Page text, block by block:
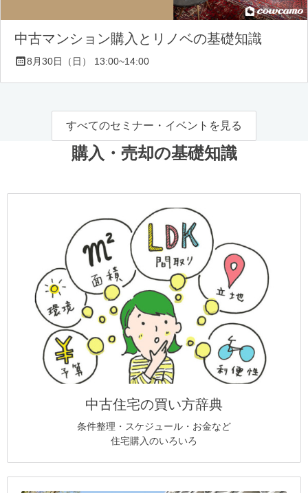
中古マンション購入とリノベの基礎知識
8月30日（日） 13:00~14:00
すべてのセミナー・イベントを見る
購入・売却の基礎知識
中古住宅の買い方辞典
条件整理・スケジュール・お金など
住宅購入のいろいろ